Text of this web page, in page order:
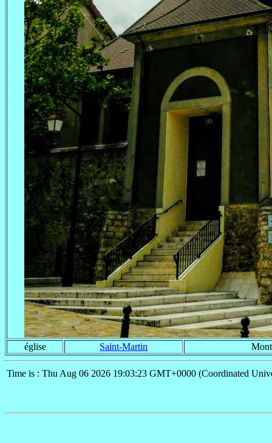
église Saint-Martin
Time is : Thu Aug 06 2026 19:03:23 GMT+0000 (Coordinated